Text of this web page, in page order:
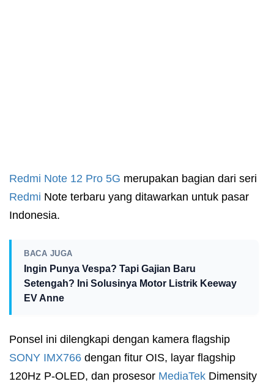
Redmi Note 12 Pro 5G merupakan bagian dari seri
Redmi Note terbaru yang ditawarkan untuk pasar
Indonesia.
BACA JUGA
Ingin Punya Vespa? Tapi Gajian Baru
Setengah? Ini Solusinya Motor Listrik Keeway
EV Anne
Ponsel ini dilengkapi dengan kamera flagship
SONY IMX766 dengan fitur OIS, layar flagship
120Hz P-OLED, dan prosesor MediaTek Dimensity